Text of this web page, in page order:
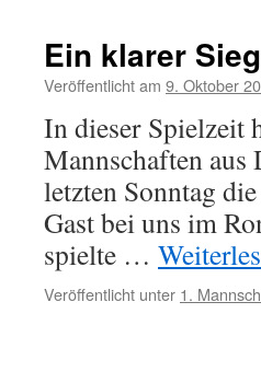
Ein klarer
Veröffentlicht am 9. Oktober
In dieser Spielzeit
Mannschaften
letzten Sonntag
Gast bei uns im
spielte …
Veröffentlicht unter 1.